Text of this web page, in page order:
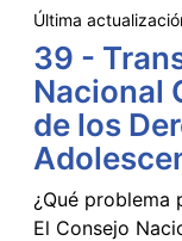
Última
39 -
Nacional
de los
¿Qué problema
El Consejo